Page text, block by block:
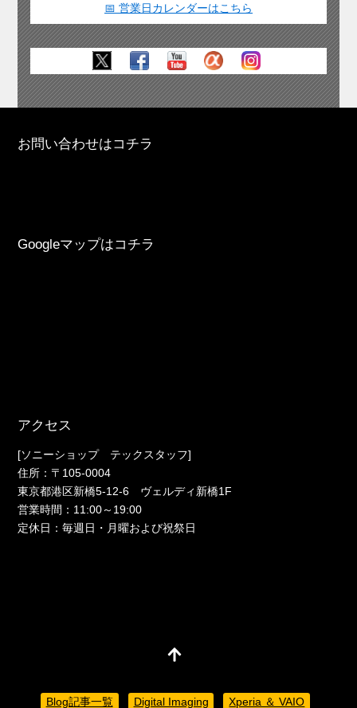
📅 営業日カレンダーはこちら
お問い合わせはコチラ
Googleマップはコチラ
アクセス
[ソニーショップ テックスタッフ]
住所：〒105-0004
東京都港区新橋5-12-6 ヴェルディ新橋1F
営業時間：11:00～19:00
定休日：毎週日・月曜および祝祭日
Blog記事一覧 Digital Imaging Xperia ＆ VAIO